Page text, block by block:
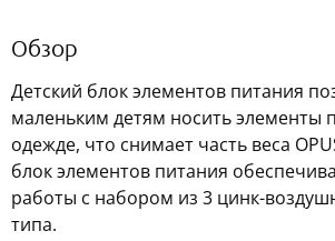
Обзор
Детский блок элементов питания
маленьким детям носить элементы
одежде, что снимает часть веса
блок элементов питания
работы с набором из 3 цинк-
типа.